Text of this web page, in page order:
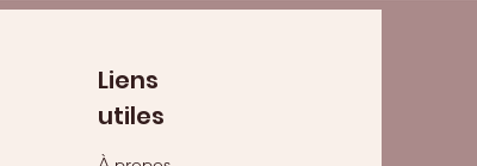
Liens
utiles